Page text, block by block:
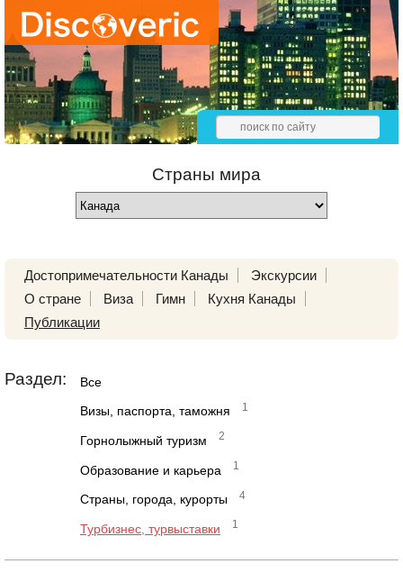
Страны мира
Достопримечательности Канады
Экскурсии
О стране
Виза Гимн
Кухня Канады
Публикации
Раздел: Все
Визы, паспорта, таможня 1
Горнолыжный туризм 2
Образование и карьера 1
Страны, города, курорты 4
Турбизнес, турвыставки 1